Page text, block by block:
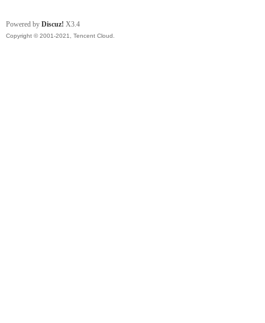
Powered by Discuz! X3.4
Copyright © 2001-2021, Tencent Cloud.